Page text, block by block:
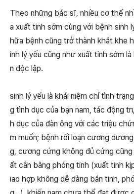
Theo những bác sĩ, nhiều cơ thể
a xuất tinh sớm cùng với bệnh sinh
hữa bệnh cũng trở thành khắt khe
inh lý yếu cũng như xuất tinh sớm
n độc lập.
sinh lý yếu là khái niệm chỉ tình
g tình dục của bạn nam, tác động
h dục của đàn ông với các triệu
m muốn; bệnh rối loạn cương
g, cương cứng không đủ cứng
ất cân bằng phóng tinh (xuất tinh
iao hợp không dễ dàng bắn tinh,